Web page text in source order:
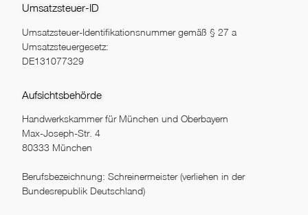
Umsatzsteuer-ID
Umsatzsteuer-Identifikationsnummer gemäß § 27 a
Umsatzsteuergesetz:
DE131077329
Aufsichtsbehörde
Handwerkskammer für München und Oberbayern
Max-Joseph-Str. 4
80333 München
Berufsbezeichnung: Schreinermeister (verliehen in der
Bundesrepublik Deutschland)